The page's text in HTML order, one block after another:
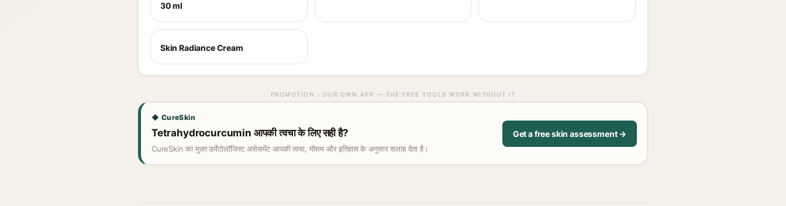
30 ml
Skin Radiance Cream
PROMOTION · OUR OWN APP — THE FREE TOOLS WORK WITHOUT IT
◆ CureSkin
Tetrahydrocurcumin आपकी त्वचा के लिए सही है?
CureSkin का मुफ़्त डर्मेटोलॉजिस्ट असेसमेंट आपकी त्वचा, मौसम और इतिहास के अनुसार सलाह देता है।
Get a free skin assessment →